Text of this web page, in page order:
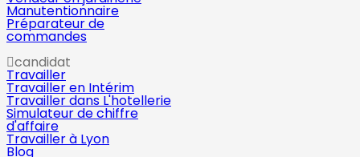
Manutentionnaire
Préparateur de
commandes
candidat
Travailler
Travailler en Intérim
Travailler dans L'hotellerie
Simulateur de chiffre
d'affaire
Travailler à Lyon
Blog